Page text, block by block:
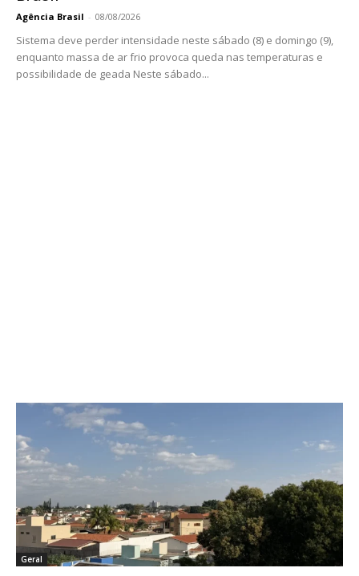
Agência Brasil - 08/08/2026
Sistema deve perder intensidade neste sábado (8) e domingo (9),
enquanto massa de ar frio provoca queda nas temperaturas e
possibilidade de geada Neste sábado...
Geral